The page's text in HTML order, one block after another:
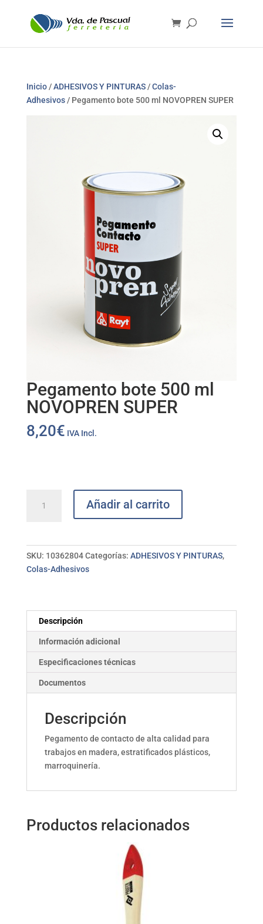
Inicio/ADHESIVOS Y PINTURAS/Colas-
Adhesivos/ Pegamento bote 500 ml NOVOPREN SUPER
Pegamento bote 500 ml
NOVOPREN SUPER
8,20€ IVA Incl.
Añadir al carrito
SKU: 10362804 Categorías: ADHESIVOS Y PINTURAS,
Colas-Adhesivos
Descripción
Información adicional
Especificaciones técnicas
Documentos
Descripción
Pegamento de contacto de alta calidad para
trabajos en madera, estratificados plásticos,
marroquinería.
Productos relacionados